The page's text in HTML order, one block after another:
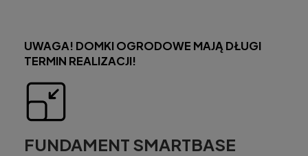
UWAGA! DOMKI OGRODOWE MAJĄ DŁUGI
TERMIN REALIZACJI!
FUNDAMENT SMARTBASE